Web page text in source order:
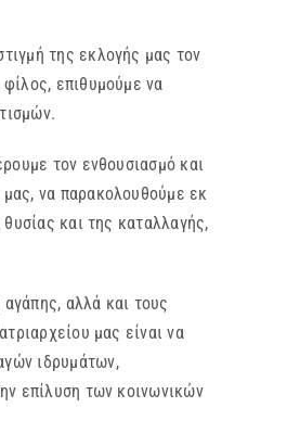
της εκλογής μας τον
επιθυμούμε να
τον ενθουσιασμό και
να παρακολουθούμε εκ
και της καταλλαγής,
αλλά και τους
μας είναι να
ιδρυμάτων,
επίλυση των κοινωνικών